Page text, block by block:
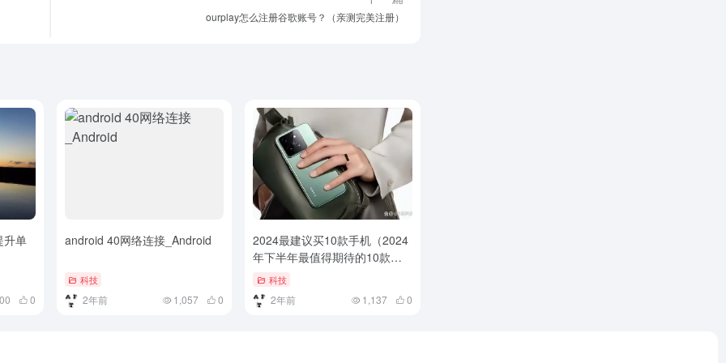
ourplay怎么注册谷歌账号？（亲测完美注册）
升单
0
android 40网络连接_Android
科技
2年前 1,057 0
2024最建议买10款手机（2024
年下半年最值得期待的10款旗
舰手机，哪一款会是今年的机
皇）2024年下半年最值得期待
的10款旗舰手机，哪一款会是
科技
2年前 1,137 0